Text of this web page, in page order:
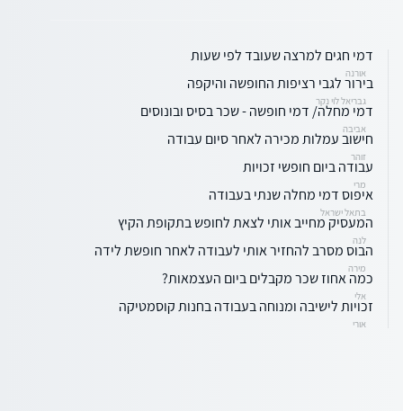
דמי חגים למרצה שעובד לפי שעות
אורנה
בירור לגבי רציפות החופשה והיקפה
גבריאל לוי נקר
דמי מחלה/ דמי חופשה - שכר בסיס ובונוסים
אביבה
חישוב עמלות מכירה לאחר סיום עבודה
זוהר
עבודה ביום חופשי זכויות
מרי
איפוס דמי מחלה שנתי בעבודה
בתאל ישראל
המעסיק מחייב אותי לצאת לחופש בתקופת הקיץ
לנה
הבוס מסרב להחזיר אותי לעבודה לאחר חופשת לידה
מירה
כמה אחוז שכר מקבלים ביום העצמאות?
אלי
זכויות לישיבה ומנוחה בעבודה בחנות קוסמטיקה
אורי